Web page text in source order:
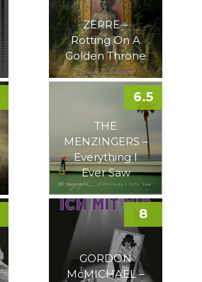
ZERRE –
Rotting On A
Golden Throne
THE
MENZINGERS –
Everything I
Ever Saw
6.5
GORDON
McMICHAEL –
8